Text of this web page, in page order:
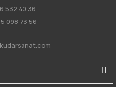
532 40 36
098 73 56